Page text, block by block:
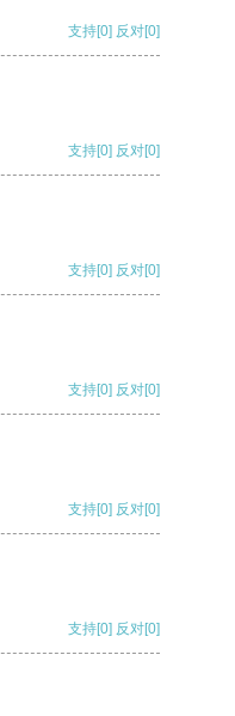
支持[0] 反对[0]
支持[0] 反对[0]
支持[0] 反对[0]
支持[0] 反对[0]
支持[0] 反对[0]
支持[0] 反对[0]